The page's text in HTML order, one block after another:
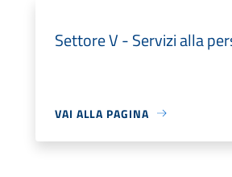
Settore V - Servizi alla
VAI ALLA PAGINA